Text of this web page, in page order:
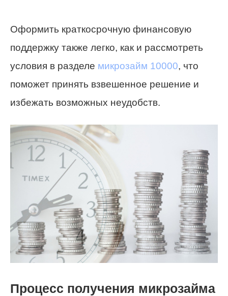
Оформить краткосрочную финансовую
поддержку также легко, как и рассмотреть
условия в разделе микрозайм 10000, что
поможет принять взвешенное решение и
избежать возможных неудобств.
Процесс получения микрозайма